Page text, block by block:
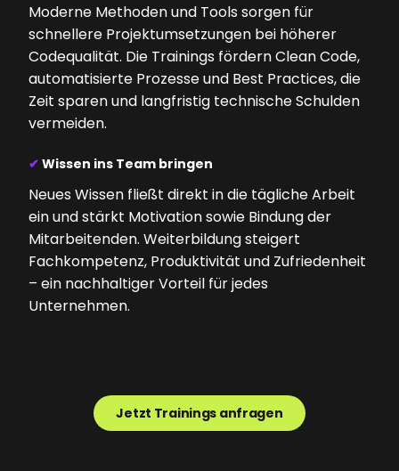
Moderne Methoden und Tools sorgen für
schnellere Projektumsetzungen bei höherer
Codequalität. Die Trainings fördern Clean Code,
automatisierte Prozesse und Best Practices, die
Zeit sparen und langfristig technische Schulden
vermeiden.
✔ Wissen ins Team bringen
Neues Wissen fließt direkt in die tägliche Arbeit
ein und stärkt Motivation sowie Bindung der
Mitarbeitenden. Weiterbildung steigert
Fachkompetenz, Produktivität und Zufriedenheit
– ein nachhaltiger Vorteil für jedes
Unternehmen.
Jetzt Trainings anfragen